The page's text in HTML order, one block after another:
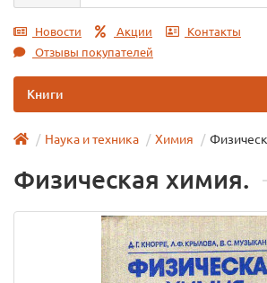
Новости Акции
Контакты
Отзывы покупателей
Книги
Наука и техника Химия
Физическая химия.